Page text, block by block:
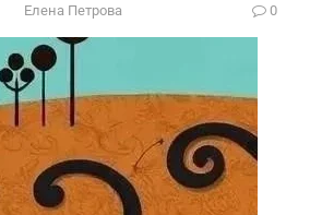
Елена Петрова 0